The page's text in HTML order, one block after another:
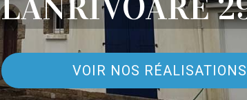
VOIR NOS RÉALISATIONS